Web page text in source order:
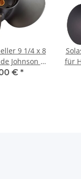
9 1/4 x 8
Johnson 8
13 Zähnen
€ *
für